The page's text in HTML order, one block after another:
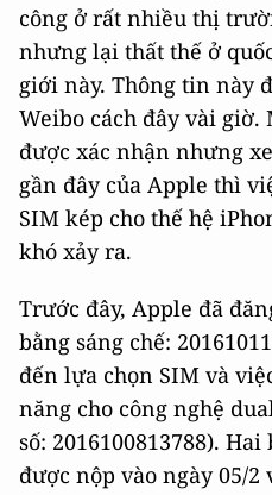
công ở rất nhiều thị
nhưng lại thất thế ở
giới này. Thông tin này
Weibo cách đây vài giờ.
được xác nhận nhưng
gần đây của Apple thì
SIM kép cho thế hệ
khó xảy ra.
Trước đây, Apple đã
bằng sáng chế:
đến lựa chọn SIM và
năng cho công nghệ
số: 2016100813788).
được nộp vào ngày 05/2